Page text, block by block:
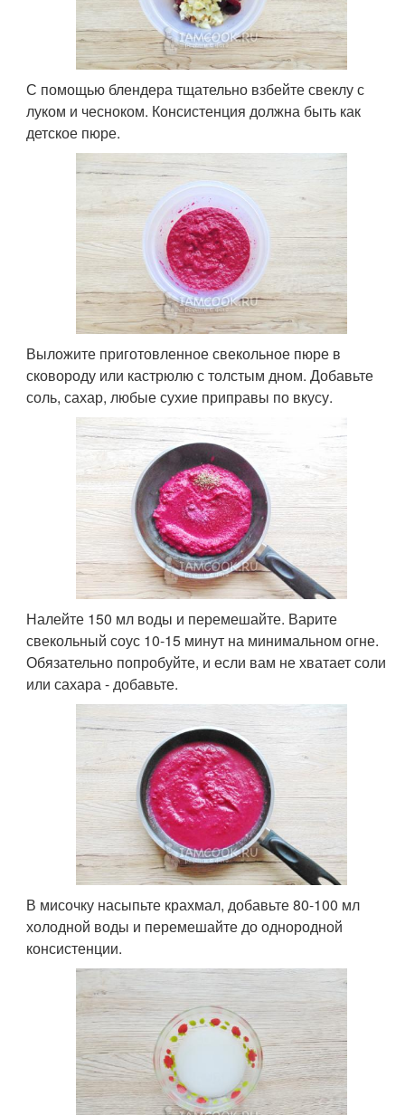
С помощью блендера тщательно взбейте свеклу с
луком и чесноком. Консистенция должна быть как
детское пюре.
Выложите приготовленное свекольное пюре в
сковороду или кастрюлю с толстым дном. Добавьте
соль, сахар, любые сухие приправы по вкусу.
Налейте 150 мл воды и перемешайте. Варите
свекольный соус 10-15 минут на минимальном огне.
Обязательно попробуйте, и если вам не хватает соли
или сахара - добавьте.
В мисочку насыпьте крахмал, добавьте 80-100 мл
холодной воды и перемешайте до однородной
консистенции.